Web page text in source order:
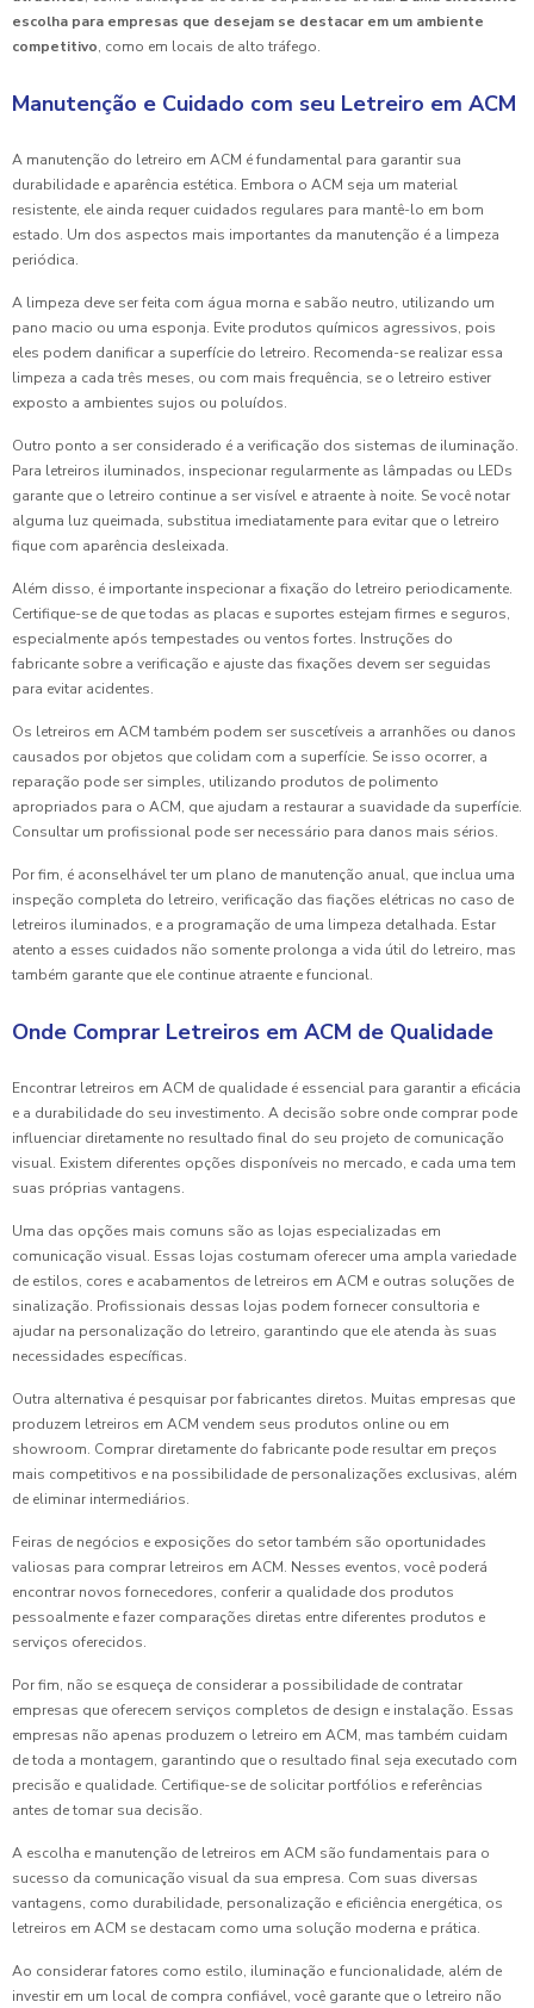
escolha para empresas que desejam se destacar em um ambiente
competitivo, como em locais de alto tráfego.
Manutenção e Cuidado com seu Letreiro em ACM
A manutenção do letreiro em ACM é fundamental para garantir sua
durabilidade e aparência estética. Embora o ACM seja um material
resistente, ele ainda requer cuidados regulares para mantê-lo em bom
estado. Um dos aspectos mais importantes da manutenção é a limpeza
periódica.
A limpeza deve ser feita com água morna e sabão neutro, utilizando um
pano macio ou uma esponja. Evite produtos químicos agressivos, pois
eles podem danificar a superfície do letreiro. Recomenda-se realizar essa
limpeza a cada três meses, ou com mais frequência, se o letreiro estiver
exposto a ambientes sujos ou poluídos.
Outro ponto a ser considerado é a verificação dos sistemas de iluminação.
Para letreiros iluminados, inspecionar regularmente as lâmpadas ou LEDs
garante que o letreiro continue a ser visível e atraente à noite. Se você notar
alguma luz queimada, substitua imediatamente para evitar que o letreiro
fique com aparência desleixada.
Além disso, é importante inspecionar a fixação do letreiro periodicamente.
Certifique-se de que todas as placas e suportes estejam firmes e seguros,
especialmente após tempestades ou ventos fortes. Instruções do
fabricante sobre a verificação e ajuste das fixações devem ser seguidas
para evitar acidentes.
Os letreiros em ACM também podem ser suscetíveis a arranhões ou danos
causados por objetos que colidam com a superfície. Se isso ocorrer, a
reparação pode ser simples, utilizando produtos de polimento
apropriados para o ACM, que ajudam a restaurar a suavidade da superfície.
Consultar um profissional pode ser necessário para danos mais sérios.
Por fim, é aconselhável ter um plano de manutenção anual, que inclua uma
inspeção completa do letreiro, verificação das fiações elétricas no caso de
letreiros iluminados, e a programação de uma limpeza detalhada. Estar
atento a esses cuidados não somente prolonga a vida útil do letreiro, mas
também garante que ele continue atraente e funcional.
Onde Comprar Letreiros em ACM de Qualidade
Encontrar letreiros em ACM de qualidade é essencial para garantir a eficácia
e a durabilidade do seu investimento. A decisão sobre onde comprar pode
influenciar diretamente no resultado final do seu projeto de comunicação
visual. Existem diferentes opções disponíveis no mercado, e cada uma tem
suas próprias vantagens.
Uma das opções mais comuns são as lojas especializadas em
comunicação visual. Essas lojas costumam oferecer uma ampla variedade
de estilos, cores e acabamentos de letreiros em ACM e outras soluções de
sinalização. Profissionais dessas lojas podem fornecer consultoria e
ajudar na personalização do letreiro, garantindo que ele atenda às suas
necessidades específicas.
Outra alternativa é pesquisar por fabricantes diretos. Muitas empresas que
produzem letreiros em ACM vendem seus produtos online ou em
showroom. Comprar diretamente do fabricante pode resultar em preços
mais competitivos e na possibilidade de personalizações exclusivas, além
de eliminar intermediários.
Feiras de negócios e exposições do setor também são oportunidades
valiosas para comprar letreiros em ACM. Nesses eventos, você poderá
encontrar novos fornecedores, conferir a qualidade dos produtos
pessoalmente e fazer comparações diretas entre diferentes produtos e
serviços oferecidos.
Por fim, não se esqueça de considerar a possibilidade de contratar
empresas que oferecem serviços completos de design e instalação. Essas
empresas não apenas produzem o letreiro em ACM, mas também cuidam
de toda a montagem, garantindo que o resultado final seja executado com
precisão e qualidade. Certifique-se de solicitar portfólios e referências
antes de tomar sua decisão.
A escolha e manutenção de letreiros em ACM são fundamentais para o
sucesso da comunicação visual da sua empresa. Com suas diversas
vantagens, como durabilidade, personalização e eficiência energética, os
letreiros em ACM se destacam como uma solução moderna e prática.
Ao considerar fatores como estilo, iluminação e funcionalidade, além de
investir em um local de compra confiável, você garante que o letreiro não